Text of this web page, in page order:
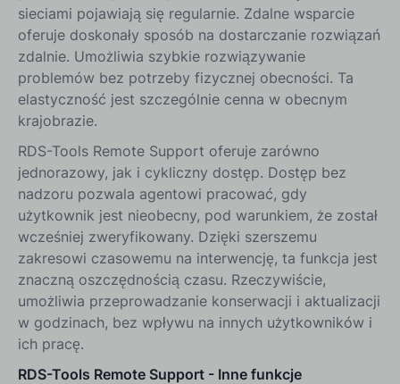
sieciami pojawiają się regularnie. Zdalne wsparcie
oferuje doskonały sposób na dostarczanie rozwiązań
zdalnie. Umożliwia szybkie rozwiązywanie
problemów bez potrzeby fizycznej obecności. Ta
elastyczność jest szczególnie cenna w obecnym
krajobrazie.
RDS-Tools Remote Support oferuje zarówno
jednorazowy, jak i cykliczny dostęp. Dostęp bez
nadzoru pozwala agentowi pracować, gdy
użytkownik jest nieobecny, pod warunkiem, że został
wcześniej zweryfikowany. Dzięki szerszemu
zakresowi czasowemu na interwencję, ta funkcja jest
znaczną oszczędnością czasu. Rzeczywiście,
umożliwia przeprowadzanie konserwacji i aktualizacji
w godzinach, bez wpływu na innych użytkowników i
ich pracę.
RDS-Tools Remote Support - Inne funkcje